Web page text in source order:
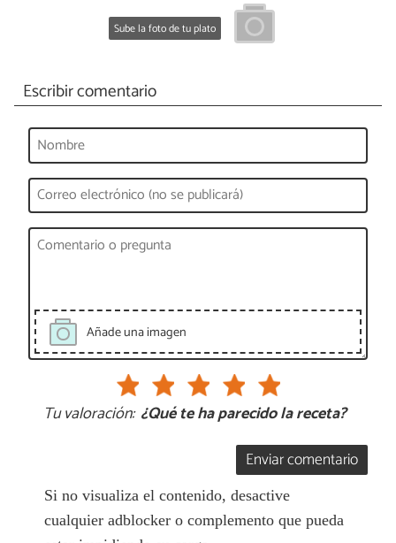
Sube la foto de tu plato
Escribir comentario
Añade una imagen
Tu valoración: ¿Qué te ha parecido la receta?
Enviar comentario
Si no visualiza el contenido, desactive
cualquier adblocker o complemento que pueda